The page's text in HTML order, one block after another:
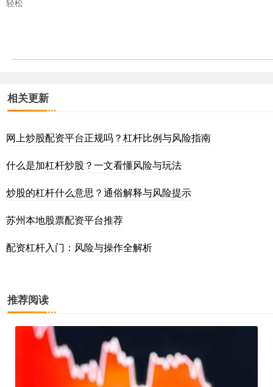
相关更新
网上炒股配资平台正规吗？杠杆比例与风险指南
什么是加杠杆炒股？一文看懂风险与玩法
炒股的杠杆什么意思？通俗解释与风险提示
苏州本地股票配资平台推荐
配资杠杆入门：风险与操作全解析
推荐阅读